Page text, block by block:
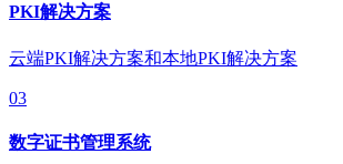
PKI解决方案
云端PKI解决方案和本地PKI解决方案
03
数字证书管理系统